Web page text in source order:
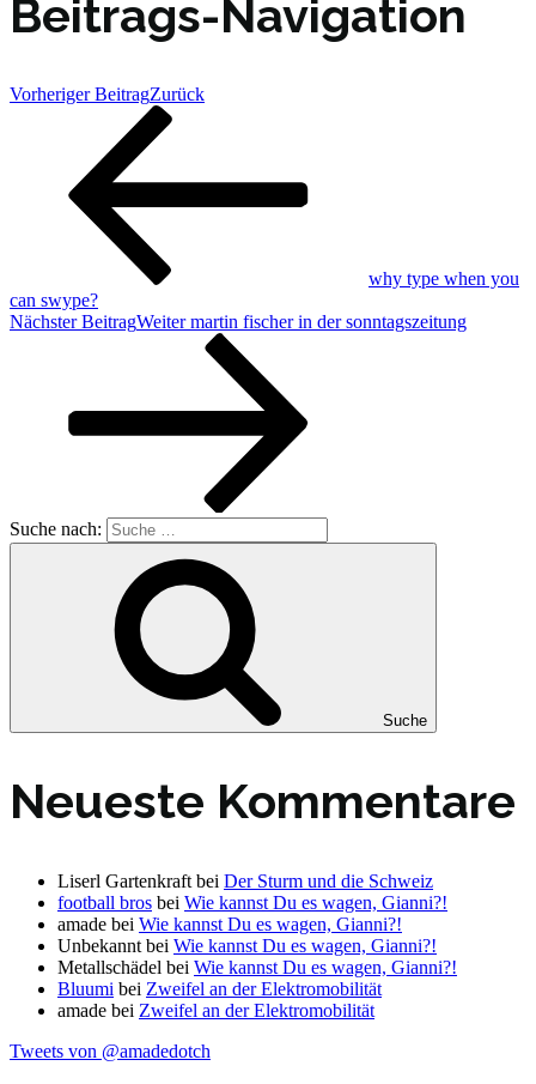
Beitrags-Navigation
Vorheriger BeitragZurück
why type when you
can swype?
Nächster BeitragWeiter martin fischer in der sonntagszeitung
Suche nach:
Suche
Neueste Kommentare
Liserl Gartenkraft bei Der Sturm und die Schweiz
football bros bei Wie kannst Du es wagen, Gianni?!
amade bei Wie kannst Du es wagen, Gianni?!
Unbekannt bei Wie kannst Du es wagen, Gianni?!
Metallschädel bei Wie kannst Du es wagen, Gianni?!
Bluumi bei Zweifel an der Elektromobilität
amade bei Zweifel an der Elektromobilität
Tweets von @amadedotch